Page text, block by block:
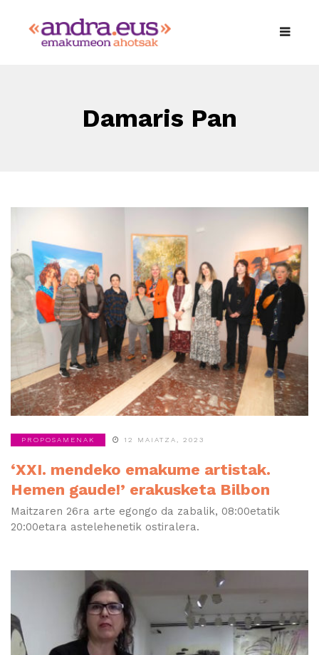
Damaris Pan
PROPOSAMENAK 12 MAIATZA, 2023
‘XXI. mendeko emakume artistak.
Hemen gaude!’ erakusketa Bilbon
Maitzaren 26ra arte egongo da zabalik, 08:00etatik
20:00etara astelehenetik ostiralera.